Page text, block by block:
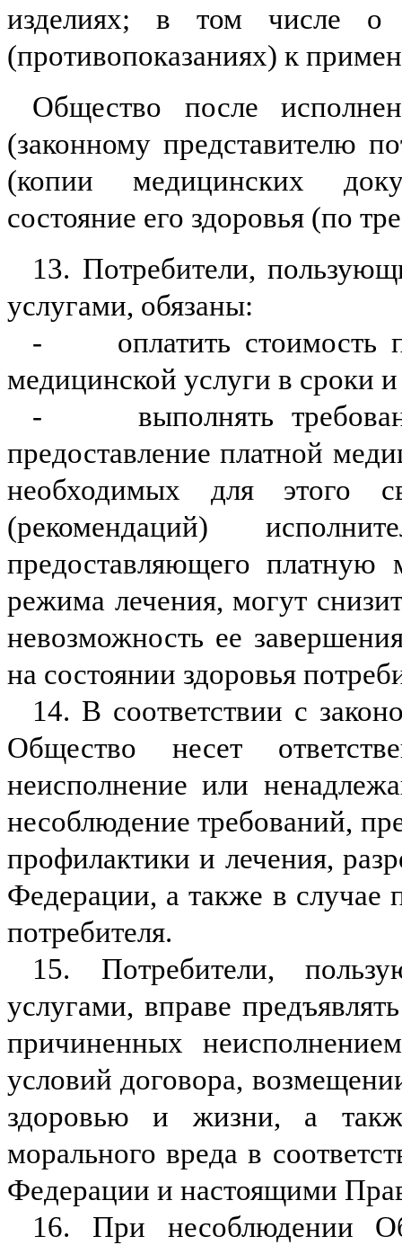
изделиях; в том числе о
(противопоказаниях) к
Общество после
(законному представителю
(копии медицинских
состояние его здоровья (по
13. Потребители,
услугами, обязаны:
-
оплатить стоимость
медицинской услуги в сроки
-
выполнять
предоставление платной
необходимых для этого
(рекомендаций)
предоставляющего
режима лечения, могут
невозможность ее
на состоянии здоровья
14. В соответствии с
Общество несет
неисполнение или
несоблюдение требований,
профилактики и лечения,
Федерации, а также в случае
потребителя.
15. Потребители,
услугами, вправе
причиненных
условий договора,
здоровью и жизни, а
морального вреда в
Федерации и настоящими
16. При несоблюдении